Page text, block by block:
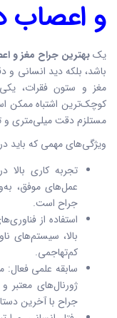
و اعصاب
یکبهترین جراح مغز و
باشد، بلکه دید انسانی
مغز و ستون فقرات،
کوچک‌ترین اشتباه ممکن
مستلزم دقت میلی‌متری
ویژگی‌های مهمی که باید
تجربه کاری بالا
عمل‌های موفق،
جراح است.
استفاده از
بالا، سیستم‌های
کم‌تهاجمی.
سابقه علمی فعال:
ژورنال‌های معتبر
جراح با آخرین